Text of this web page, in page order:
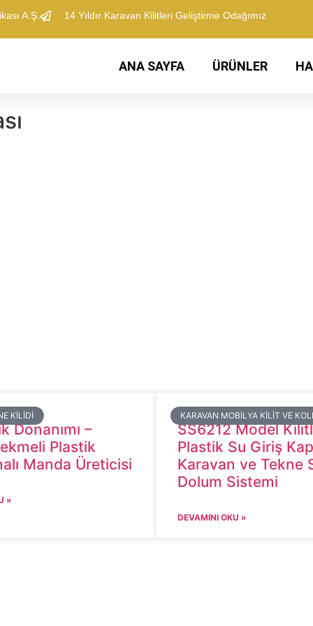
A.Ş. ​14 Yıldır Karavan Kilitleri Geliştirme Odağımız
ANA SAYFA ​ÜRÜNLER
KILIDI​
Donanımı –
Plastik
Manda Üreticisi
»
​KARAVAN MOBILYA KILIT VE
SS6212 Model
Plastik Su Giriş
Karavan ve Tekne
Dolum Sistemi
DEVAMINI OKU »